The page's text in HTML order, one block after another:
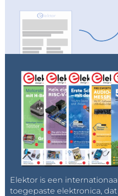
Elektor is een
toegepaste elektronica,